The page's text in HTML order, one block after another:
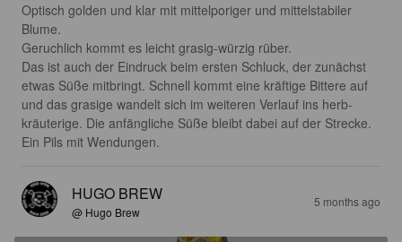
Optisch golden und klar mit mittelporiger und mittelstabiler
Blume.
Geruchlich kommt es leicht grasig-würzig rüber.
Das ist auch der Eindruck beim ersten Schluck, der zunächst
etwas Süße mitbringt. Schnell kommt eine kräftige Bittere auf
und das grasige wandelt sich im weiteren Verlauf ins herb-
kräuterige. Die anfängliche Süße bleibt dabei auf der Strecke.
Ein Pils mit Wendungen.
HUGO BREW
@ Hugo Brew
5 months ago